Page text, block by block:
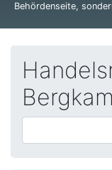
Behördenseite,